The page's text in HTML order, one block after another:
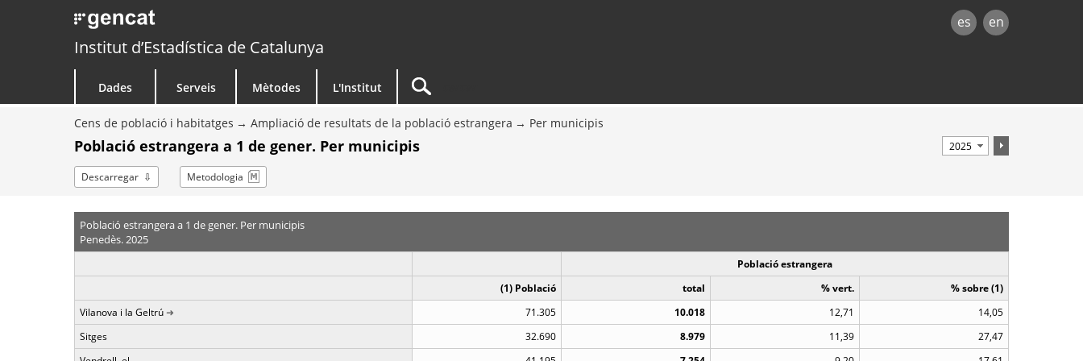
es en
Institut d’Estadística de Catalunya
Dades Serveis Mètodes L'Institut
Cens de població i habitatges Ampliació de resultats de la població estrangera Per municipis
Població estrangera a 1 de gener. Per municipis
Descarregar Metodologia
Població estrangera a 1 de gener. Per municipis
Penedès. 2025
Població estrangera
(1) Població
total % vert.
% sobre (1)
Vilanova i la Geltrú
71.305 10.018 12,71
14,05
Sitges
32.690 8.979 11,39
27,47